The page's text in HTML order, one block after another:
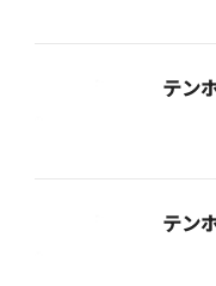
テン
テン